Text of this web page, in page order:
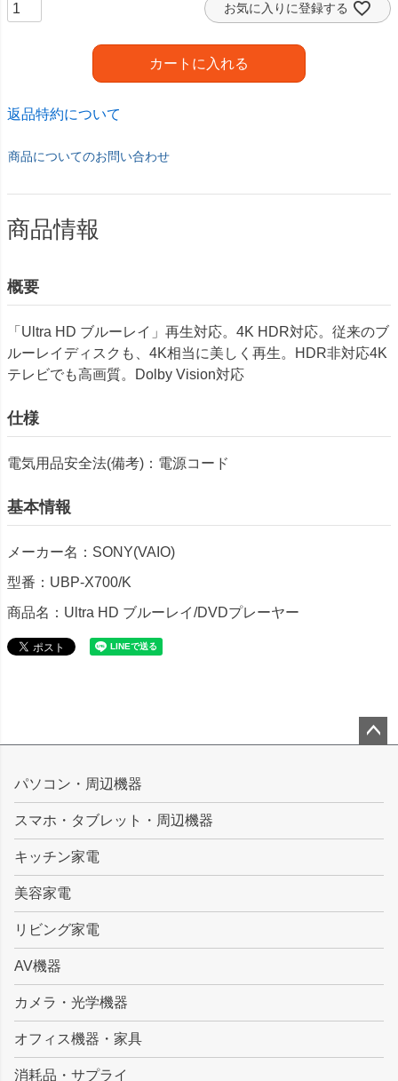
お気に入りに登録する
カートに入れる
返品特約について
商品についてのお問い合わせ
商品情報
概要
「Ultra HD ブルーレイ」再生対応。4K HDR対応。従来のブ
ルーレイディスクも、4K相当に美しく再生。HDR非対応4K
テレビでも高画質。Dolby Vision対応
仕様
電気用品安全法(備考)：電源コード
基本情報
メーカー名：SONY(VAIO)
型番：UBP-X700/K
商品名：Ultra HD ブルーレイ/DVDプレーヤー
ップ
パソコン・周辺機器
スマホ・タブレット・周辺機器
キッチン家電
美容家電
リビング家電
AV機器
カメラ・光学機器
オフィス機器・家具
消耗品・サプライ